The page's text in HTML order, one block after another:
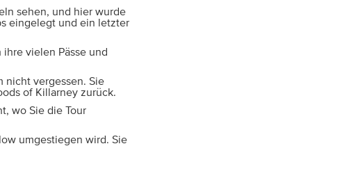
sehen, und hier wurde
eingelegt und ein letzter
vielen Pässe und
nicht vergessen. Sie
of Killarney zurück.
wo Sie die Tour
umgestiegen wird. Sie